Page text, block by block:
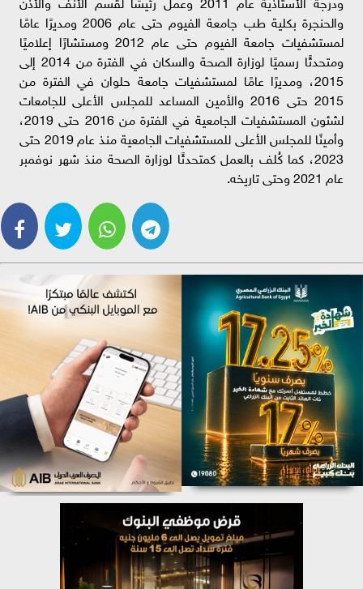
والحنجرة بكلية طب جامعة الفيوم حتى عام 2006 ومديرًا عامًا
لمستشفيات جامعة الفيوم حتى عام 2012 ومستشارًا إعلاميًا
ومتحدثًا رسميًا لوزارة الصحة والسكان في الفترة من 2014 إلى
2015، ومديرًا عامًا لمستشفيات جامعة حلوان في الفترة من
2015 حتى 2016 والأمين المساعد للمجلس الأعلى للجامعات
لشئون المستشفيات الجامعية في الفترة من 2016 حتى 2019،
وأمينًا للمجلس الأعلى للمستشفيات الجامعية منذ عام 2019 حتى
2023، كما كُلف بالعمل كمتحدثًا لوزارة الصحة منذ شهر نوفمبر
عام 2021 وحتى تاريخه.